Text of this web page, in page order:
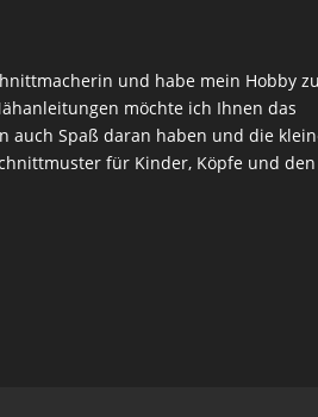
und habe mein Hobby
möchte ich Ihnen das
auch Spaß daran haben und die
für Kinder, Köpfe und den